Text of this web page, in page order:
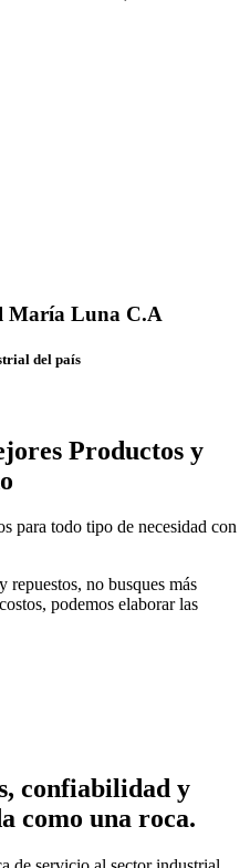
María Luna C.A
del país
Productos y
para todo tipo de necesidad con
repuestos, no busques más
podemos elaborar las
confiabilidad y
como una roca.